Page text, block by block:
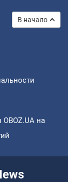
В начало
на